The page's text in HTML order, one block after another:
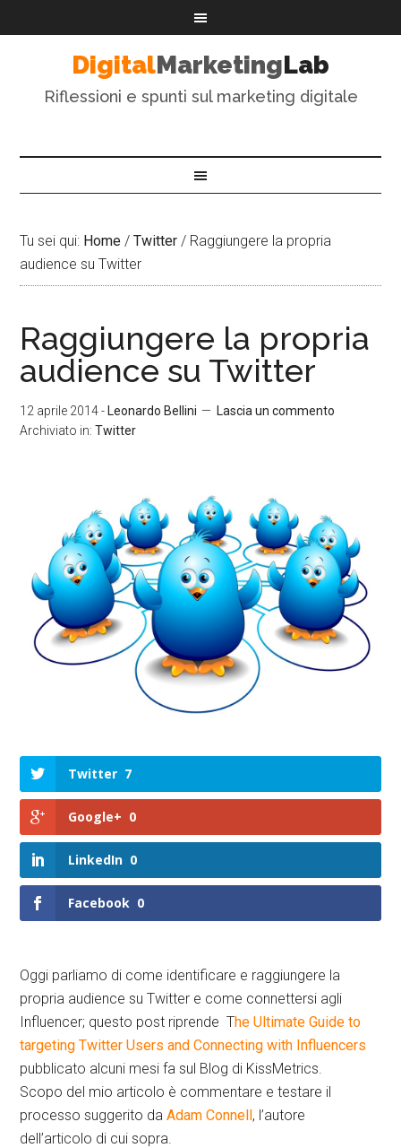
DigitalMarketingLab
Riflessioni e spunti sul marketing digitale
Tu sei qui: Home / Twitter / Raggiungere la propria
audience su Twitter
Raggiungere la propria
audience su Twitter
12 aprile 2014- Leonardo Bellini
Lascia un commento
Archiviato in:Twitter
Twitter 7
Google+ 0
LinkedIn 0
Facebook 0
Oggi parliamo di come identificare e raggiungere la
propria audience su Twitter e come connettersi agli
Influencer; questo post riprende The Ultimate Guide to
targeting Twitter Users and Connecting with Influencers
pubblicato alcuni mesi fa sul Blog di KissMetrics.
Scopo del mio articolo è commentare e testare il
processo suggerito daAdam Connell, l’autore
dell’articolo di cui sopra.